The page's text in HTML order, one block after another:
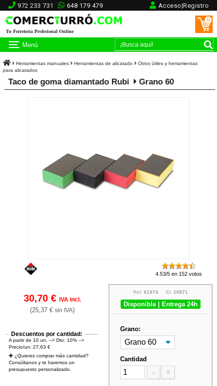
972 233 731 648 179 479 Acceso|Registro
Tu Ferretería Profesional Online
0
Menú
Herramientas manuales Herramientas de alicatado
Otros útiles y herramientas
para alicatados
Taco de goma diamantado Rubi Grano 60
4.53/5 en 152 votos
30,70 € IVA incl.
(25,37 € sin IVA)
Descuentos por cantidad:
A partir de 10 un. --> Dto: 10% -->
Precio/un: 27,63 €
¿Quieres comprar más cantidad?
Consúltanos y te haremos un
presupuesto personalizado.
Ref: 61974ID: 10871
Disponible | Entrega 24h
Grano:
Cantidad
- +